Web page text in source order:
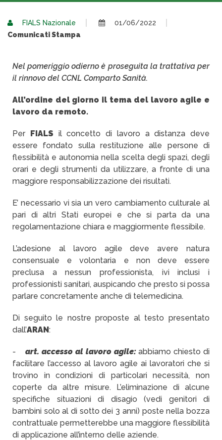
FIALS Nazionale
01/06/2022
Comunicati Stampa
Nel pomeriggio odierno è proseguita la trattativa per
il rinnovo del CCNL Comparto Sanità.
All’ordine del giorno il tema del lavoro agile e
lavoro da remoto.
Per FIALS il concetto di lavoro a distanza deve
essere fondato sulla restituzione alle persone di
flessibilità e autonomia nella scelta degli spazi, degli
orari e degli strumenti da utilizzare, a fronte di una
maggiore responsabilizzazione dei risultati.
E’ necessario vi sia un vero cambiamento culturale al
pari di altri Stati europei e che si parta da una
regolamentazione chiara e maggiormente flessibile.
L’adesione al lavoro agile deve avere natura
consensuale e volontaria e non deve essere
preclusa a nessun professionista, ivi inclusi i
professionisti sanitari, auspicando che presto si possa
parlare concretamente anche di telemedicina.
Di seguito le nostre proposte al testo presentato
dall’ARAN:
-art. accesso al lavoro agile:abbiamo chiesto di
facilitare l’accesso al lavoro agile ai lavoratori che si
trovino in condizioni di particolari necessità, non
coperte da altre misure. L’eliminazione di alcune
specifiche situazioni di disagio (vedi genitori di
bambini solo al di sotto dei 3 anni) poste nella bozza
contrattuale permetterebbe una maggiore flessibilità
di applicazione all’interno delle aziende.